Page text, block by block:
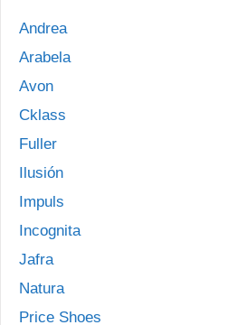
Andrea
Arabela
Avon
Cklass
Fuller
Ilusión
Impuls
Incognita
Jafra
Natura
Price Shoes